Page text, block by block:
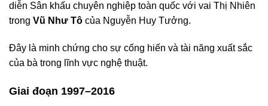
diễn Sân khấu chuyên nghiệp toàn quốc với vai Thị Nhiên
trong Vũ Như Tô của Nguyễn Huy Tưởng.
Đây là minh chứng cho sự cống hiến và tài năng xuất sắc
của bà trong lĩnh vực nghệ thuật.
Giai đoạn 1997–2016